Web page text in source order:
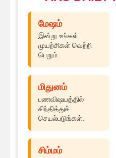
மேஷம்
இன்று உங்கள்
முயற்சிகள் வெற்றி
பெறும்.
மிதுனம்
பணவிஷயத்தில்
சிந்தித்துச்
செயல்படுங்கள்.
சிம்மம்